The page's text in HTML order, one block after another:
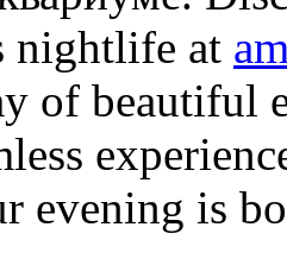
nightlife at
of beautiful
evening is